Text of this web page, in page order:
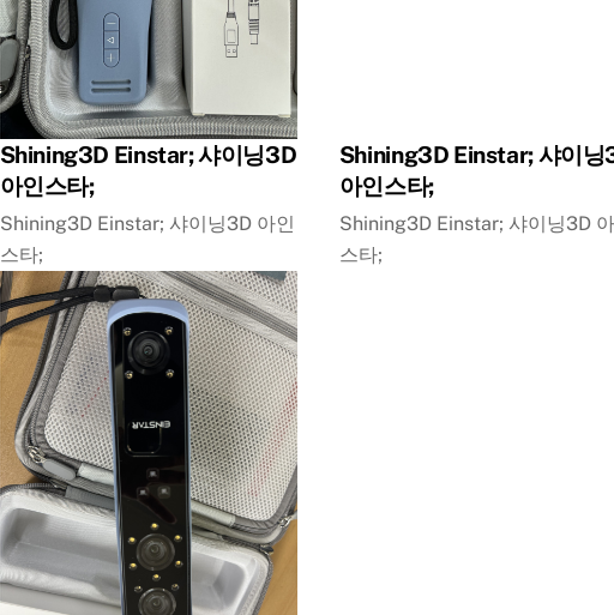
Shining3D Einstar; 샤이닝3D
아인스타;
Shining3D Einstar; 샤이닝3D 아인
스타;
Shining3D Einstar; 샤이닝
아인스타;
Shining3D Einstar; 샤이닝3D
스타;